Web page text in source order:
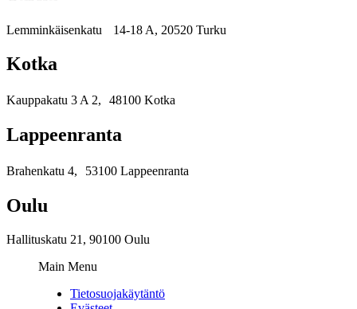
Lemminkäisenkatu 14-18 A, 20520 Turku
Kotka
Kauppakatu 3 A 2, 48100 Kotka
Lappeenranta
Brahenkatu 4, 53100 Lappeenranta
Oulu
Hallituskatu 21, 90100 Oulu
Main Menu
Tietosuojakäytäntö